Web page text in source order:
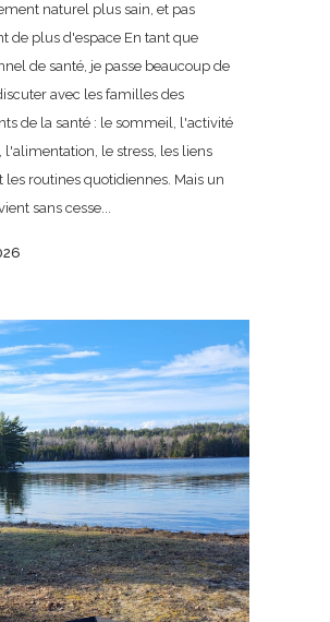
naturel plus sain, et pas
de plus d'espace En tant que
de santé, je passe beaucoup de
avec les familles des
de la santé : le sommeil, l'activité
l'alimentation, le stress, les liens
les routines quotidiennes. Mais un
sans cesse...